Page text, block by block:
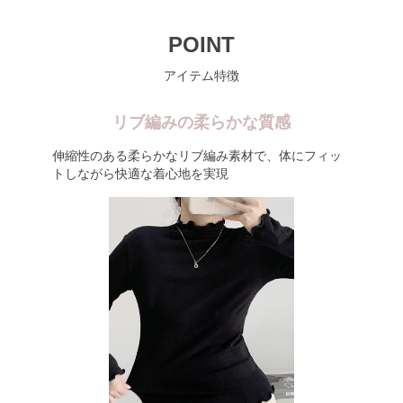
POINT
アイテム特徴
リブ編みの柔らかな質感
伸縮性のある柔らかなリブ編み素材で、体にフィッ
トしながら快適な着心地を実現